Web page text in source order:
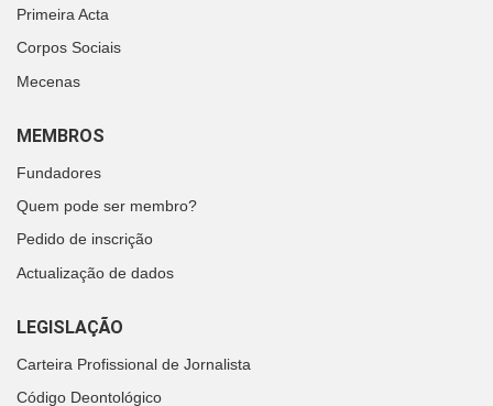
Primeira Acta
Corpos Sociais
Mecenas
MEMBROS
Fundadores
Quem pode ser membro?
Pedido de inscrição
Actualização de dados
LEGISLAÇÃO
Carteira Profissional de Jornalista
Código Deontológico